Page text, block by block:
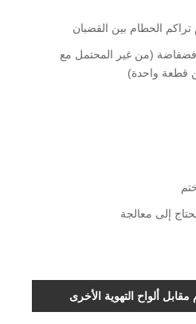
(من غير المحتمل مع
قطعة واحدة)
إلى معالجة
مقابل ألواح التهوية الأخرى
الصلب